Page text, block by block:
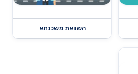
השוואת משכנתא